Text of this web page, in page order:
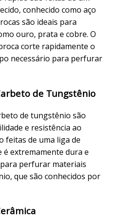
conhecido como aço
são ideais para
ouro, prata e cobre. O
corte rapidamente o
necessário para perfurar
de Tungstênio
de tungstênio são
e resistência ao
feitas de uma liga de
extremamente dura e
perfurar materiais
que são conhecidos por